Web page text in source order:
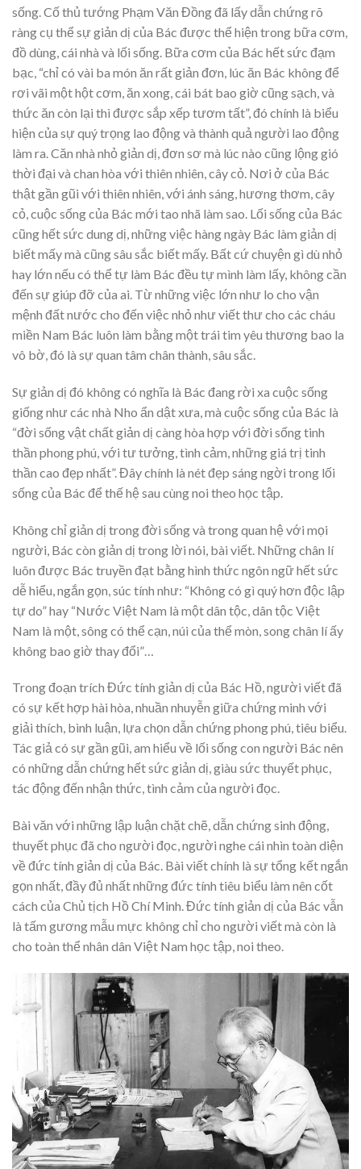
sống. Cố thủ tướng Phạm Văn Đồng đã lấy dẫn chứng rõ
ràng cụ thể sự giản dị của Bác được thể hiện trong bữa cơm,
đồ dùng, cái nhà và lối sống. Bữa cơm của Bác hết sức đạm
bạc, “chỉ có vài ba món ăn rất giản đơn, lúc ăn Bác không để
rơi vãi một hột cơm, ăn xong, cái bát bao giờ cũng sạch, và
thức ăn còn lại thì được sắp xếp tươm tất”, đó chính là biểu
hiện của sự quý trọng lao động và thành quả người lao động
làm ra. Căn nhà nhỏ giản dị, đơn sơ mà lúc nào cũng lộng gió
thời đại và chan hòa với thiên nhiên, cây cỏ. Nơi ở của Bác
thật gần gũi với thiên nhiên, với ánh sáng, hương thơm, cây
cỏ, cuộc sống của Bác mới tao nhã làm sao. Lối sống của Bác
cũng hết sức dung dị, những việc hàng ngày Bác làm giản dị
biết mấy mà cũng sâu sắc biết mấy. Bất cứ chuyện gì dù nhỏ
hay lớn nếu có thể tự làm Bác đều tự mình làm lấy, không cần
đến sự giúp đỡ của ai. Từ những việc lớn như lo cho vận
mệnh đất nước cho đến việc nhỏ như viết thư cho các cháu
miền Nam Bác luôn làm bằng một trái tim yêu thương bao la
vô bờ, đó là sự quan tâm chân thành, sâu sắc.
Sự giản dị đó không có nghĩa là Bác đang rời xa cuộc sống
giống như các nhà Nho ẩn dật xưa, mà cuộc sống của Bác là
“đời sống vật chất giản dị càng hòa hợp với đời sống tinh
thần phong phú, với tư tưởng, tình cảm, những giá trị tinh
thần cao đẹp nhất”. Đây chính là nét đẹp sáng ngời trong lối
sống của Bác để thế hệ sau cùng noi theo học tập.
Không chỉ giản dị trong đời sống và trong quan hệ với mọi
người, Bác còn giản dị trong lời nói, bài viết. Những chân lí
luôn được Bác truyền đạt bằng hình thức ngôn ngữ hết sức
dễ hiểu, ngắn gọn, súc tính như: “Không có gì quý hơn độc lập
tự do” hay “Nước Việt Nam là một dân tộc, dân tộc Việt
Nam là một, sông có thể cạn, núi của thể mòn, song chân lí ấy
không bao giờ thay đổi”…
Trong đoạn trích Đức tính giản dị của Bác Hồ, người viết đã
có sự kết hợp hài hòa, nhuần nhuyễn giữa chứng minh với
giải thích, bình luận, lựa chọn dẫn chứng phong phú, tiêu biểu.
Tác giả có sự gần gũi, am hiểu về lối sống con người Bác nên
có những dẫn chứng hết sức giản dị, giàu sức thuyết phục,
tác động đến nhận thức, tình cảm của người đọc.
Bài văn với những lập luận chặt chẽ, dẫn chứng sinh động,
thuyết phục đã cho người đọc, người nghe cái nhìn toàn diện
về đức tính giản dị của Bác. Bài viết chính là sự tổng kết ngắn
gọn nhất, đầy đủ nhất những đức tính tiêu biểu làm nên cốt
cách của Chủ tịch Hồ Chí Minh. Đức tính giản dị của Bác vẫn
là tấm gương mẫu mực không chỉ cho người viết mà còn là
cho toàn thể nhân dân Việt Nam học tập, noi theo.